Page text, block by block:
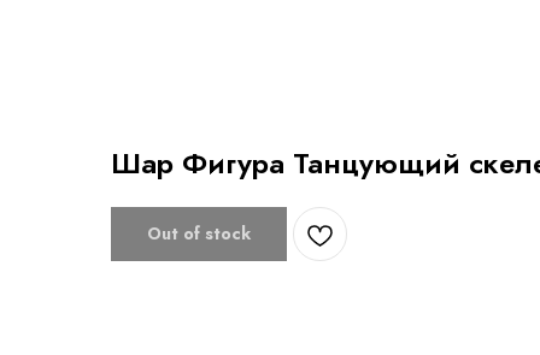
Шар Фигура Танцующий
Out of stock